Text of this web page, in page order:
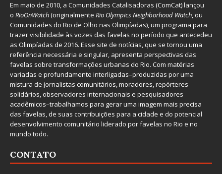
Em maio de 2010, a Comunidades Catalisadoras (ComCat) lançou
o RioOnWatch(originalmente Rio Olympics Neighborhood Watch, ou
Comunidades do Rio de Olho nas Olimpíadas), um programa para
trazer visibilidade às vozes das favelas no período que antecedeu
as Olimpíadas de 2016. Esse site de notícias, que se tornou uma
referência necessária e singular, apresenta perspectivas das
favelas sobre transformações urbanas do Rio. Com matérias
variadas e profundamente interligadas–produzidas por uma
mistura de jornalistas comunitários, moradores, repórteres
solidários, observadores internacionais e pesquisadores
acadêmicos–trabalhamos para gerar uma imagem mais precisa
das favelas, de suas contribuições para a cidade e do potencial
desenvolvimento comunitário liderado por favelas no Rio e no
mundo todo.
CONTATO